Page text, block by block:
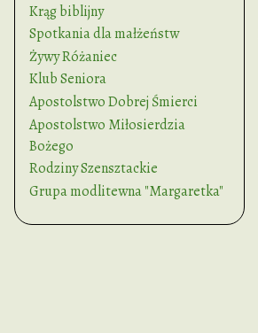
Krąg biblijny
Spotkania dla małżeństw
Żywy Różaniec
Klub Seniora
Apostolstwo Dobrej Śmierci
Apostolstwo Miłosierdzia
Bożego
Rodziny Szensztackie
Grupa modlitewna "Margaretka"